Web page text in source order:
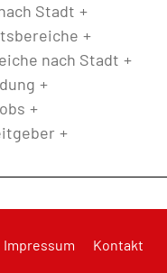
Stadt
nach Stadt
Impressum Kontakt